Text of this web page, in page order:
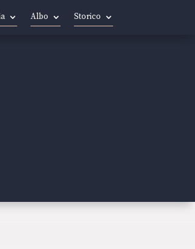
Albo Storico